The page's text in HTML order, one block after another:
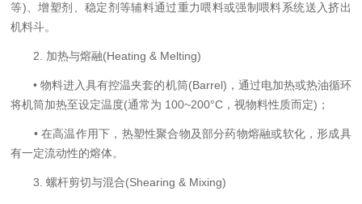
等)、增塑剂、稳定剂等辅料通过重力喂料或强制喂料系统送入挤出
机料斗。
2. 加热与熔融(Heating & Melting)
• 物料进入具有控温夹套的机筒(Barrel)，通过电加热或热油循环
将机筒加热至设定温度(通常为 100~200°C，视物料性质而定)；
• 在高温作用下，热塑性聚合物及部分药物熔融或软化，形成具
有一定流动性的熔体。
3. 螺杆剪切与混合(Shearing & Mixing)